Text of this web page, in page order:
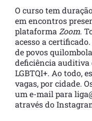
O curso tem
em encontros
plataforma Zoom.
acesso a
de povos
deficiência auditiva
LGBTQI+. Ao todo,
vagas, por cidade.
um e-mail para
através do